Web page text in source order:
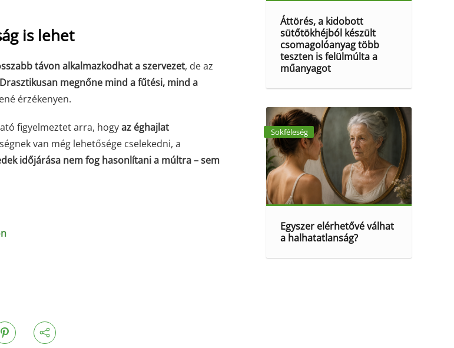
is lehet
távon alkalmazkodhat a szervezet, de az
Drasztikusan megnőne mind a fűtési, mind a
érzékenyen.
figyelmeztet arra, hogyaz éghajlat
van még lehetősége cselekedni, a
időjárása nem fog hasonlítani a múltra – sem
Áttörés, a kidobott
sütőtökhéjból készült
csomagolóanyag több
teszten is felülmúlta a
műanyagot
Sokféleség
Egyszer elérhetővé válhat
a halhatatlanság?